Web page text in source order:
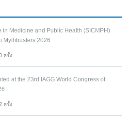
in Medicine and Public Health (SICMPH)
Mythbusters 2026
ครั้ง
at the 23rd IAGG World Congress of
ครั้ง